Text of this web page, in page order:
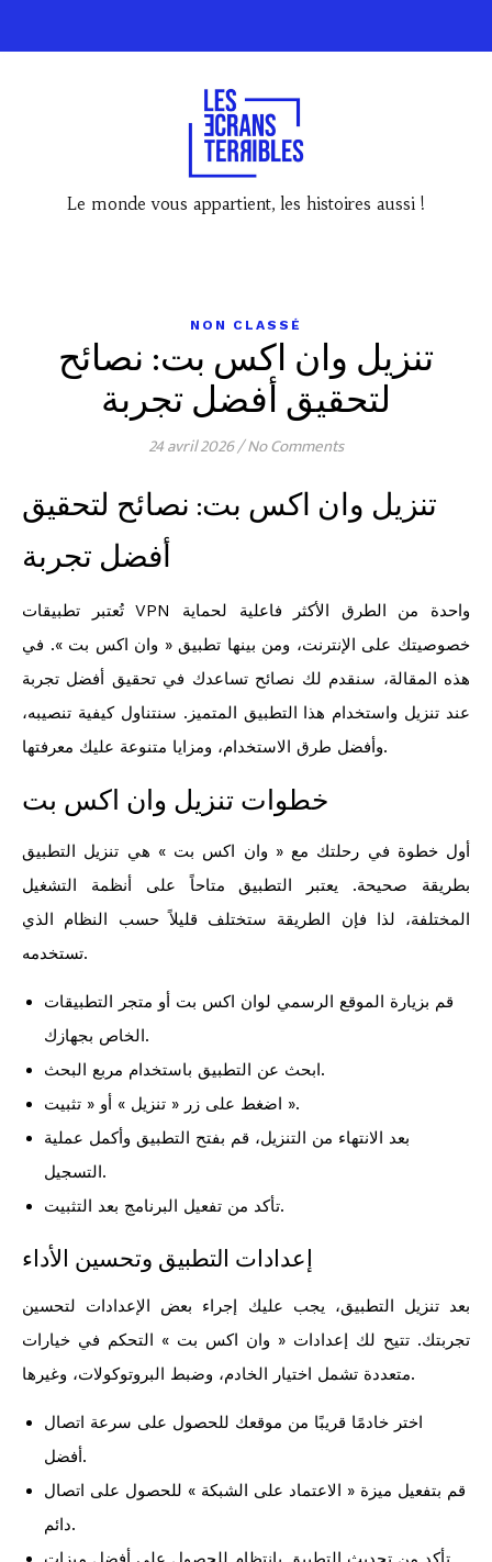
Le monde vous appartient, les histoires aussi !
NON CLASSÉ
تنزيل وان اكس بت: نصائح
لتحقيق أفضل تجربة
24 avril 2026/No Comments
تنزيل وان اكس بت: نصائح لتحقيق
أفضل تجربة
تُعتبر تطبيقات VPN واحدة من الطرق الأكثر فاعلية لحماية
خصوصيتك على الإنترنت، ومن بينها تطبيق « وان اكس بت ». في
هذه المقالة، سنقدم لك نصائح تساعدك في تحقيق أفضل تجربة
عند تنزيل واستخدام هذا التطبيق المتميز. سنتناول كيفية تنصيبه،
وأفضل طرق الاستخدام، ومزايا متنوعة عليك معرفتها.
خطوات تنزيل وان اكس بت
أول خطوة في رحلتك مع « وان اكس بت » هي تنزيل التطبيق
بطريقة صحيحة. يعتبر التطبيق متاحاً على أنظمة التشغيل
المختلفة، لذا فإن الطريقة ستختلف قليلاً حسب النظام الذي
تستخدمه.
قم بزيارة الموقع الرسمي لوان اكس بت أو متجر التطبيقات
الخاص بجهازك.
ابحث عن التطبيق باستخدام مربع البحث.
اضغط على زر « تنزيل » أو « تثبيت ».
بعد الانتهاء من التنزيل، قم بفتح التطبيق وأكمل عملية
التسجيل.
تأكد من تفعيل البرنامج بعد التثبيت.
إعدادات التطبيق وتحسين الأداء
بعد تنزيل التطبيق، يجب عليك إجراء بعض الإعدادات لتحسين
تجربتك. تتيح لك إعدادات « وان اكس بت » التحكم في خيارات
متعددة تشمل اختيار الخادم، وضبط البروتوكولات، وغيرها.
اختر خادمًا قريبًا من موقعك للحصول على سرعة اتصال
أفضل.
قم بتفعيل ميزة « الاعتماد على الشبكة » للحصول على اتصال
دائم.